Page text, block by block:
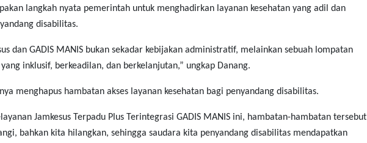
langkah nyata pemerintah untuk menghadirkan layanan kesehatan yang adil dan
disabilitas.
dan GADIS MANIS bukan sekadar kebijakan administratif, melainkan sebuah lompatan
inklusif, berkeadilan, dan berkelanjutan,” ungkap Danang.
menghapus hambatan akses layanan kesehatan bagi penyandang disabilitas.
Jamkesus Terpadu Plus Terintegrasi GADIS MANIS ini, hambatan-hambatan tersebut
bahkan kita hilangkan, sehingga saudara kita penyandang disabilitas mendapatkan